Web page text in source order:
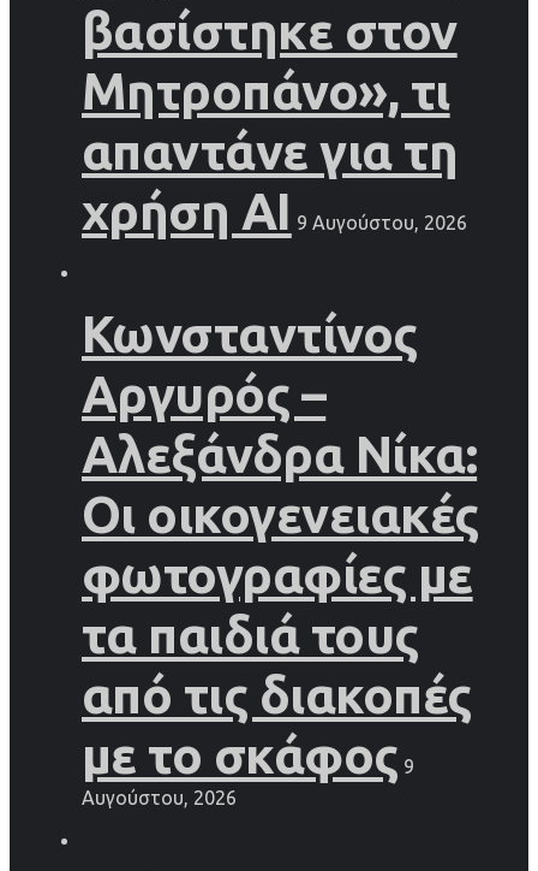
βασίστηκε στον
Μητροπάνο», τι
απαντάνε για τη
χρήση AI 9 Αυγούστου, 2026
Κωνσταντίνος
Αργυρός –
Αλεξάνδρα Νίκα:
Οι οικογενειακές
φωτογραφίες με
τα παιδιά τους
από τις διακοπές
με το σκάφος 9
Αυγούστου, 2026